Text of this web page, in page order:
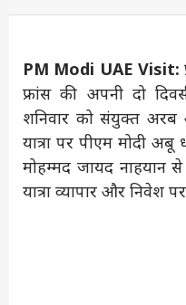
PM Modi UAE Visit:
फ्रांस की अपनी दो
शनिवार को संयुक्त अरब
यात्रा पर पीएम मोदी
मोहम्मद जायद नाहयान
यात्रा व्यापार और निवेश पर